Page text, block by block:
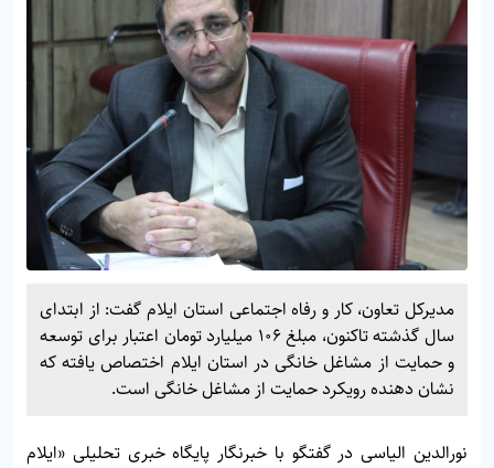
مدیرکل تعاون، کار و رفاه اجتماعی استان ایلام گفت: از ابتدای
سال گذشته تاکنون، مبلغ ۱۰۶ میلیارد تومان اعتبار برای توسعه
و حمایت از مشاغل خانگی در استان ایلام اختصاص یافته که
نشان دهنده رویکرد حمایت از مشاغل خانگی است.
نورالدین الیاسی در گفتگو با خبرنگار پایگاه خبری تحلیلی «ایلام